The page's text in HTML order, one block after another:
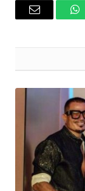
واتساب البريد